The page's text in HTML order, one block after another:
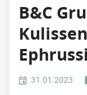
B&C
Ephrussi
31.01.2023